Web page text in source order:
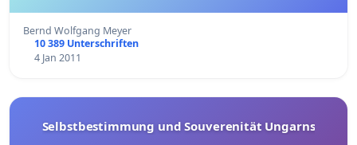
Bernd Wolfgang Meyer
10 389 Unterschriften
4 Jan 2011
Selbstbestimmung und Souverenität Ungarns